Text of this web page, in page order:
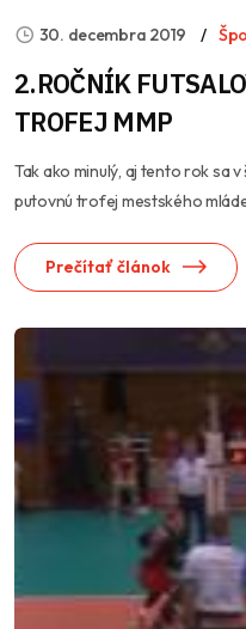
30. decembra 2019
2.ROČNÍK
TROFEJ MMP
Tak ako minulý, aj tento rok sa
putovnú trofej mestského
Prečítať článok